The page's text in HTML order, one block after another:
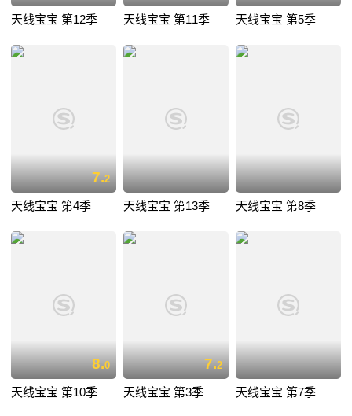
天线宝宝 第12季 天线宝宝 第11季 天线宝宝 第5季
7.2
天线宝宝 第4季 天线宝宝 第13季 天线宝宝 第8季
8.0
天线宝宝 第10季
7.2
天线宝宝 第3季 天线宝宝 第7季